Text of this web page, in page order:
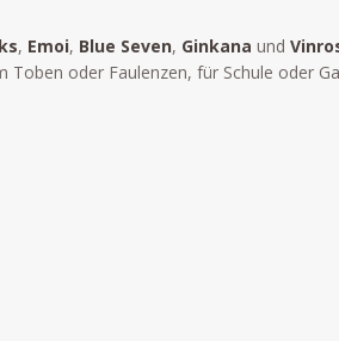
, Emoi, Blue Seven, Ginkana und
oder Faulenzen, für Schule oder